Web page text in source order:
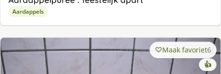
Aardappels
Maak favoriet6
👍